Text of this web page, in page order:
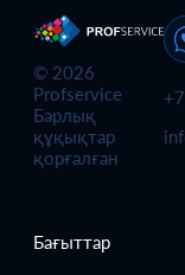
© 2026
Profservice
Барлық
құқықтар
қорғалған
Бағыттар